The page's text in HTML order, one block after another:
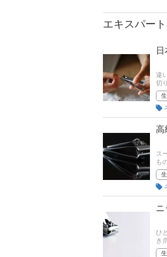
エキスパー
違
切
す
な
キ
高
ス
も
い
ニ
ひ
き
で